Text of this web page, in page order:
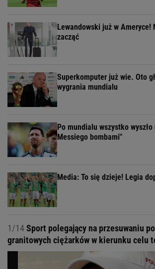
Lewandowski już w Ameryce!
zacząć
Superkomputer już wie. Oto
wygrania mundialu
Po mundialu wszystko
Messiego bombami"
Media: To się dzieje! Legia
1/14Sport polegający na przesuwaniu
granitowych ciężarków w kierunku celu